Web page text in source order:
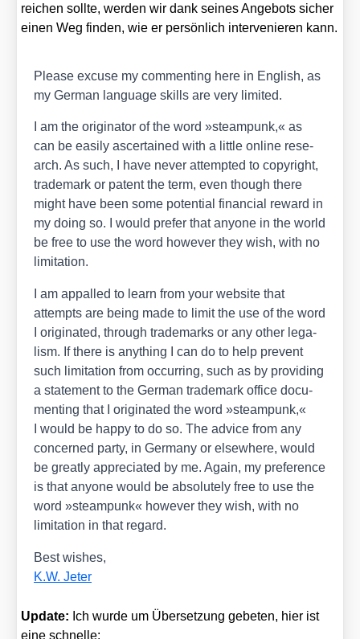
rei­chen soll­te, wer­den wir dank sei­nes Ange­bots sicher
einen Weg fin­den, wie er per­sön­lich inter­ve­nie­ren kann.
Plea­se excu­se my com­men­ting here in Eng­lish, as
my Ger­man lan­guage skills are very limi­t­ed.
I am the ori­gi­na­tor of the word »steam­punk,« as
can be easi­ly ascer­tai­ned with a litt­le online rese­
arch. As such, I have never attempt­ed to copy­right,
trade­mark or patent the term, even though the­re
might have been some poten­ti­al finan­cial reward in
my doing so. I would pre­fer that anyo­ne in the world
be free to use the word howe­ver they wish, with no
limi­ta­ti­on.
I am appal­led to learn from your web­site that
attempts are being made to limit the use of the word
I ori­gi­na­ted, through trade­marks or any other lega­
lism. If the­re is any­thing I can do to help pre­vent
such limi­ta­ti­on from occur­ring, such as by pro­vi­ding
a state­ment to the Ger­man trade­mark office docu­
men­ting that I ori­gi­na­ted the word »steam­punk,«
I would be hap­py to do so. The advice from any
con­cer­ned par­ty, in Ger­ma­ny or else­whe­re, would
be great­ly app­re­cia­ted by me. Again, my pre­fe­rence
is that anyo­ne would be abso­lut­e­ly free to use the
word »steam­punk« howe­ver they wish, with no
limi­ta­ti­on in that regard.
Best wis­hes,
K.W. Jeter
Update: Ich wur­de um Über­set­zung gebe­ten, hier ist
eine schnel­le: